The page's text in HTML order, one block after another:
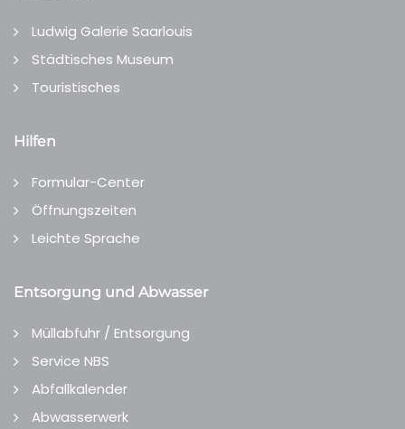
Ludwig Galerie Saarlouis
Städtisches Museum
Touristisches
Hilfen
Formular-Center
Öffnungszeiten
Leichte Sprache
Entsorgung und Abwasser
Müllabfuhr / Entsorgung
Service NBS
Abfallkalender
Abwasserwerk